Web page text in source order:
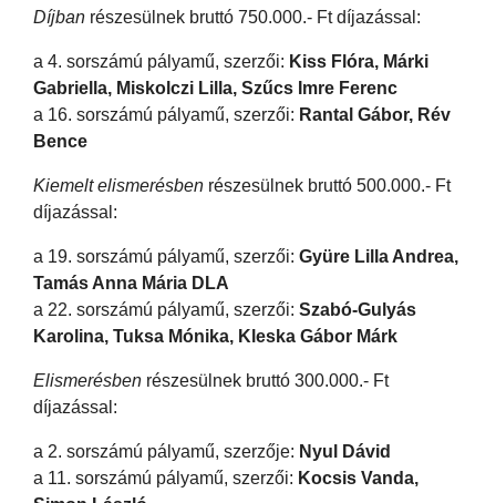
Díjban részesülnek bruttó 750.000.- Ft díjazással:
a 4. sorszámú pályamű, szerzői: Kiss Flóra, Márki
Gabriella, Miskolczi Lilla, Szűcs Imre Ferenc
a 16. sorszámú pályamű, szerzői: Rantal Gábor, Rév
Bence
Kiemelt elismerésben részesülnek bruttó 500.000.- Ft
díjazással:
a 19. sorszámú pályamű, szerzői: Gyüre Lilla Andrea,
Tamás Anna Mária DLA
a 22. sorszámú pályamű, szerzői: Szabó-Gulyás
Karolina, Tuksa Mónika, Kleska Gábor Márk
Elismerésben részesülnek bruttó 300.000.- Ft
díjazással:
a 2. sorszámú pályamű, szerzője: Nyul Dávid
a 11. sorszámú pályamű, szerzői: Kocsis Vanda,